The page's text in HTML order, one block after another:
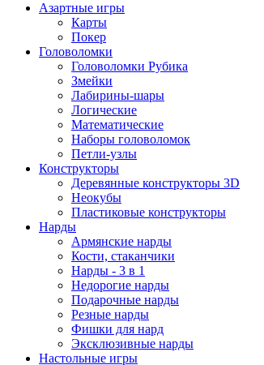
Азартные игры
Карты
Покер
Головоломки
Головоломки Рубика
Змейки
Лабирины-шары
Логические
Математические
Наборы головоломок
Петли-узлы
Конструкторы
Деревянные конструкторы 3D
Неокубы
Пластиковые конструкторы
Нарды
Армянские нарды
Кости, стаканчики
Нарды - 3 в 1
Недорогие нарды
Подарочные нарды
Резные нарды
Фишки для нард
Эксклюзивные нарды
Настольные игры